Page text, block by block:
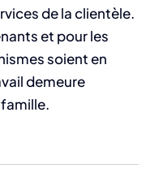
de la clientèle.
et pour les
soient en
demeure